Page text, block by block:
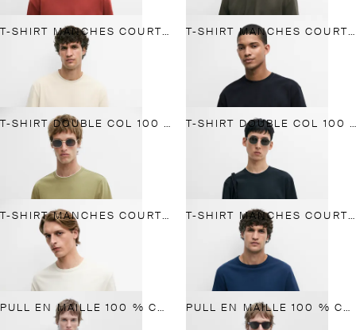
T-SHIRT MANCHES COURTES COL CONTRASTANT T-SHIRT MANCHES COURTES COL CONTRASTANT
T-SHIRT DOUBLE COL 100 % COTON T-SHIRT DOUBLE COL 100 % COTON
T-SHIRT MANCHES COURTES 100 % COTON T-SHIRT MANCHES COURTES 100 % COTON
PULL EN MAILLE 100 % COTON À MANCHES COURTES PULL EN MAILLE 100 % COTON À MANCHES COURTES